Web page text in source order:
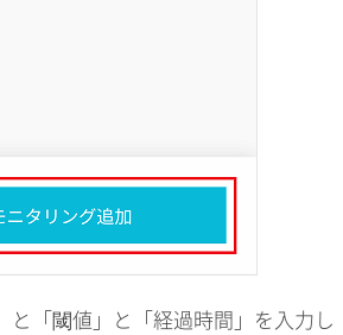
と「閾値」と「経過時間」を入力し